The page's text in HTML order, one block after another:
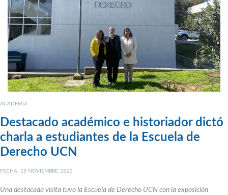
ACADEMIA
Destacado académico e historiador dictó
charla a estudiantes de la Escuela de
Derecho UCN
FECHA: 15 NOVIEMBRE, 2023
Una destacada visita tuvo la Escuela de Derecho UCN con la exposición